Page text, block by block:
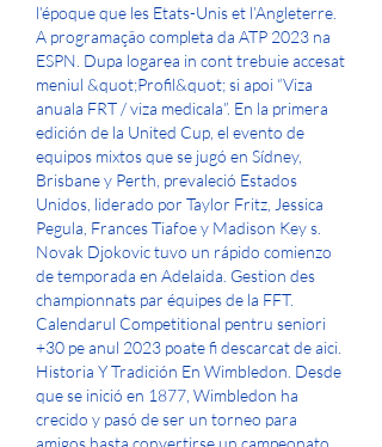
l’époque que les Etats-Unis et l’Angleterre.
A programação completa da ATP 2023 na
ESPN. Dupa logarea in cont trebuie accesat
meniul &quot;Profil&quot; si apoi “Viza
anuala FRT / viza medicala”. En la primera
edición de la United Cup, el evento de
equipos mixtos que se jugó en Sídney,
Brisbane y Perth, prevaleció Estados
Unidos, liderado por Taylor Fritz, Jessica
Pegula, Frances Tiafoe y Madison Key s.
Novak Djokovic tuvo un rápido comienzo
de temporada en Adelaida. Gestion des
championnats par équipes de la FFT.
Calendarul Competitional pentru seniori
+30 pe anul 2023 poate fi descarcat de aici.
Historia Y Tradición En Wimbledon. Desde
que se inició en 1877, Wimbledon ha
crecido y pasó de ser un torneo para
amigos hasta convertirse un campeonato